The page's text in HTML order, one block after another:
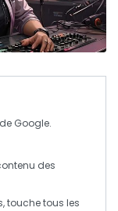
Google.
des
touchetous les